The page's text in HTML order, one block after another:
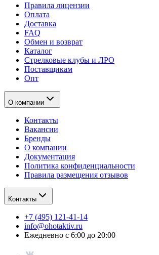
Правила лицензии
Оплата
Доставка
FAQ
Обмен и возврат
Каталог
Стрелковые клубы и ЛРО
Поставщикам
Опт
О компании
Контакты
Вакансии
Бренды
О компании
Документация
Политика конфиденциальности
Правила размещения отзывов
Контакты
+7 (495) 121-41-14
info@ohotaktiv.ru
Ежедневно с 6:00 до 20:00